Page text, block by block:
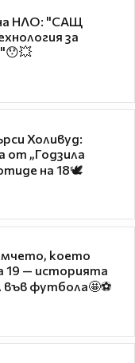
НЛО: "САЩ
за
Холивуд:
от „Годзила
на 18🕊️
което
19 — историята
във футбола🤩⚽